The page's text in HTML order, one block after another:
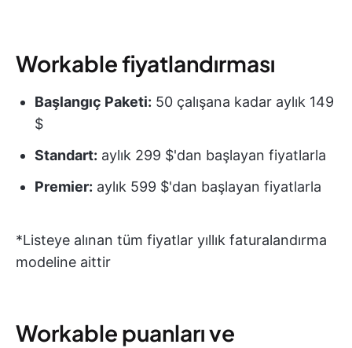
Workable fiyatlandırması
Başlangıç Paketi: 50 çalışana kadar aylık 149
$
Standart: aylık 299 $'dan başlayan fiyatlarla
Premier: aylık 599 $'dan başlayan fiyatlarla
*Listeye alınan tüm fiyatlar yıllık faturalandırma
modeline aittir
Workable puanları ve